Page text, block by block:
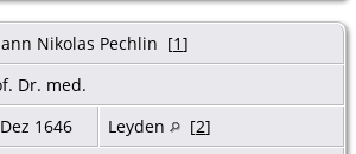
Nikolas Pechlin [1]
Dr. med.
1646 Leyden [2]